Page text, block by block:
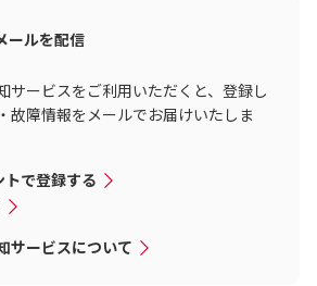
ールを配信
サービスをご利用いただくと、登録し
故障情報をメールでお届けいたしま
で登録する
サービスについて